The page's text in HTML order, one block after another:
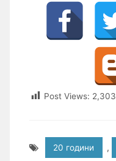
Post Views: 2,303
20 години ,